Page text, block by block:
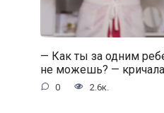
— Как ты за одним
не можешь? —
0 2.6к.